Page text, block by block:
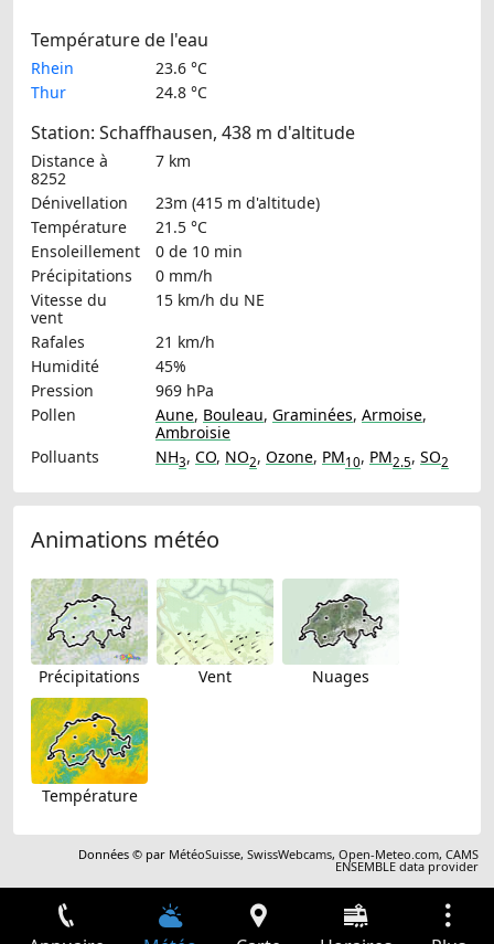
Température de l'eau
Rhein
23.6 °C
Thur
24.8 °C
Station: Schaffhausen, 438 m d'altitude
Distance à
8252
7 km
Dénivellation
23m (415 m d'altitude)
Température
21.5 °C
Ensoleillement
0 de 10 min
Précipitations
0 mm/h
Vitesse du
vent
15 km/h du NE
Rafales
21 km/h
Humidité
45%
Pression
969 hPa
Pollen
Aune, Bouleau, Graminées, Armoise,
Ambroisie
Polluants
NH3, CO, NO2, Ozone, PM10, PM2.5, SO2
Animations météo
Précipitations Vent Nuages
Température
Données © par MétéoSuisse,SwissWebcams,Open-Meteo.com,CAMS
ENSEMBLE data provider